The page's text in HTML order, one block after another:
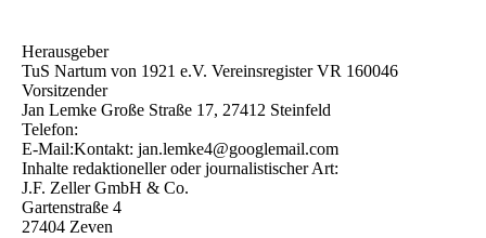
Herausgeber
TuS Nartum von 1921 e.V. Vereinsregister VR 160046
Vorsitzender
Jan Lemke Große Straße 17, 27412 Steinfeld
Telefon:
E-Mail:Kontakt: jan.lemke4@googlemail.com
Inhalte redaktioneller oder journalistischer Art:
J.F. Zeller GmbH & Co.
Gartenstraße 4
27404 Zeven